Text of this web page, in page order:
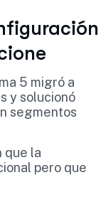
5 migró a
y solucionó
segmentos
que la
pero que